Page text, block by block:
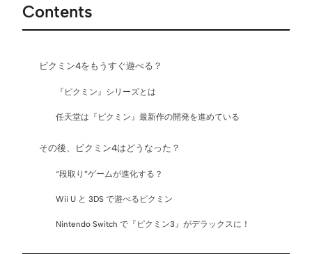
Contents
ピクミン4をもうすぐ遊べる？
『ピクミン』シリーズとは
任天堂は『ピクミン』最新作の開発を進めている
その後、ピクミン4はどうなった？
“段取り”ゲームが進化する？
Wii U と 3DS で遊べるピクミン
Nintendo Switch で『ピクミン3』がデラックスに！